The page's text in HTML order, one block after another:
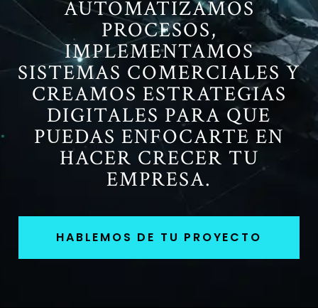
AUTOMATIZAMOS
PROCESOS,
IMPLEMENTAMOS
SISTEMAS COMERCIALES Y
CREAMOS ESTRATEGIAS
DIGITALES PARA QUE
PUEDAS ENFOCARTE EN
HACER CRECER TU
EMPRESA.
HABLEMOS DE TU PROYECTO